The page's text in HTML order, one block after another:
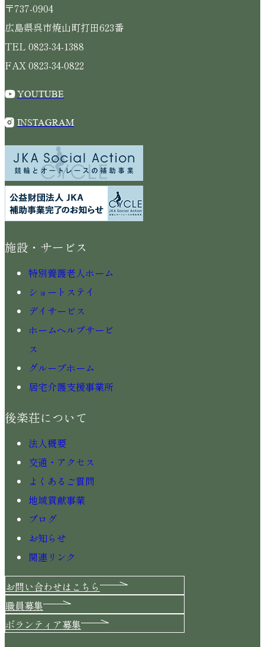
〒737-0904
広島県呉市焼山町打田623番
TEL 0823-34-1388
FAX 0823-34-0822
YOUTUBE
INSTAGRAM
施設・サービス
特別養護老人ホーム
ショートステイ
デイサービス
ホームヘルプサービ
ス
グループホーム
居宅介護支援事業所
後楽荘について
法人概要
交通・アクセス
よくあるご質問
地域貢献事業
ブログ
お知らせ
関連リンク
お問い合わせはこちら
職員募集
ボランティア募集